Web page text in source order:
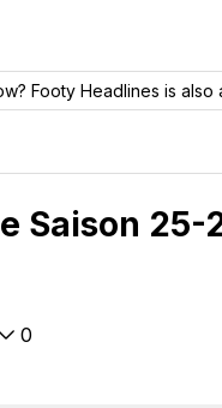
Footy Headlines is also
Saison
0